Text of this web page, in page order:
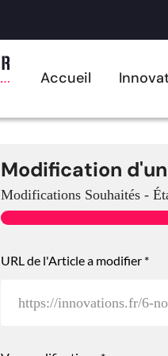
Accueil
Modification
Modifications Souhaités -
URL de l'Article a modifier *